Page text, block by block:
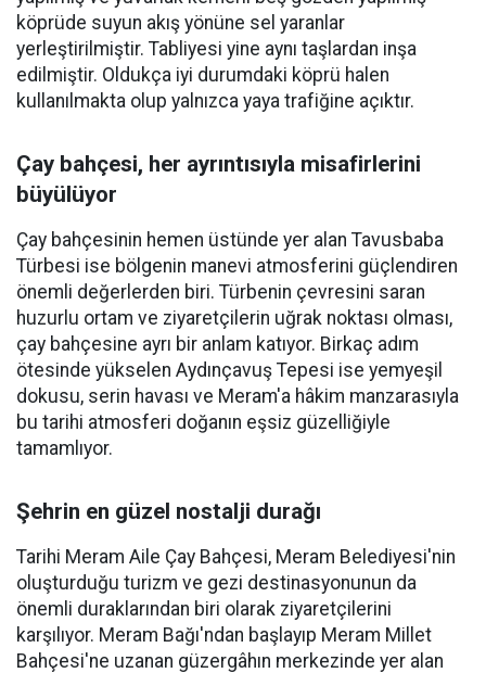
köprüde suyun akış yönüne sel yaranlar
yerleştirilmiştir. Tabliyesi yine aynı taşlardan inşa
edilmiştir. Oldukça iyi durumdaki köprü halen
kullanılmakta olup yalnızca yaya trafiğine açıktır.
Çay bahçesi, her ayrıntısıyla misafirlerini
büyülüyor
Çay bahçesinin hemen üstünde yer alan Tavusbaba
Türbesi ise bölgenin manevi atmosferini güçlendiren
önemli değerlerden biri. Türbenin çevresini saran
huzurlu ortam ve ziyaretçilerin uğrak noktası olması,
çay bahçesine ayrı bir anlam katıyor. Birkaç adım
ötesinde yükselen Aydınçavuş Tepesi ise yemyeşil
dokusu, serin havası ve Meram'a hâkim manzarasıyla
bu tarihi atmosferi doğanın eşsiz güzelliğiyle
tamamlıyor.
Şehrin en güzel nostalji durağı
Tarihi Meram Aile Çay Bahçesi, Meram Belediyesi'nin
oluşturduğu turizm ve gezi destinasyonunun da
önemli duraklarından biri olarak ziyaretçilerini
karşılıyor. Meram Bağı'ndan başlayıp Meram Millet
Bahçesi'ne uzanan güzergâhın merkezinde yer alan